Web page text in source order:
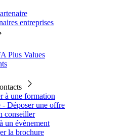
entreprises
Plus Values
à une formation
- Déposer une offre
conseiller
un évènement
la brochure